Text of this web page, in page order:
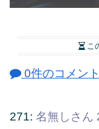
こ
0件のコメン
271: 名無しさん